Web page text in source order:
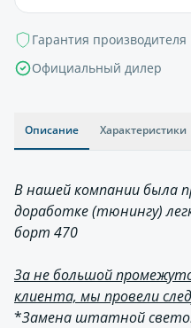
Гарантия производителя
Официальный дилер
Описание Характеристики
В нашей компании была
доработке (тюнингу)
борт 470
За не большой
клиента, мы провели
*Замена штатной